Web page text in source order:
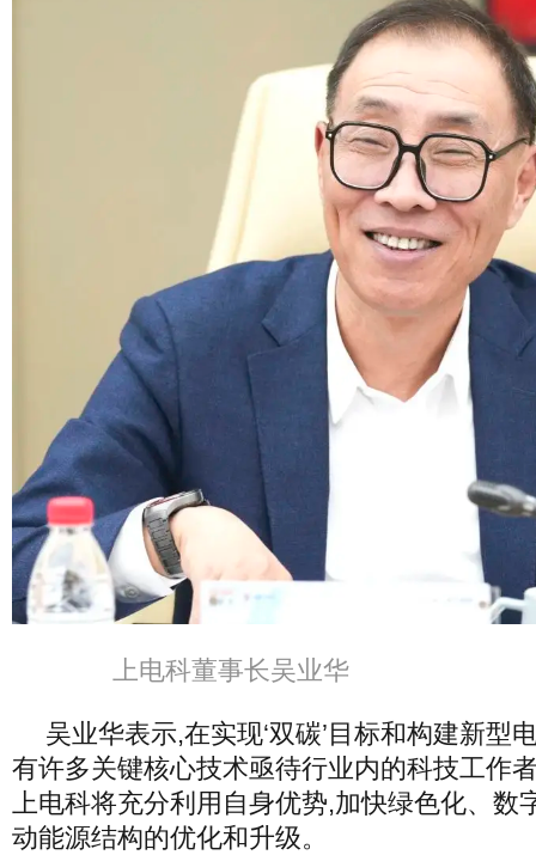
上电科董事长吴业华
吴业华表示,在实现‘双碳’目标和构建新型
有许多关键核心技术亟待行业内的科技工作
上电科将充分利用自身优势,加快绿色化、数
动能源结构的优化和升级。